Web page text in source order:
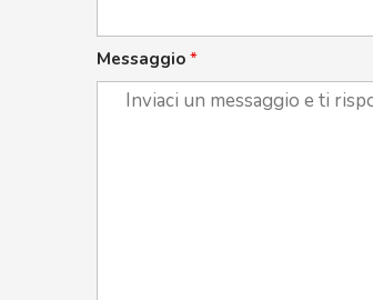
Messaggio *